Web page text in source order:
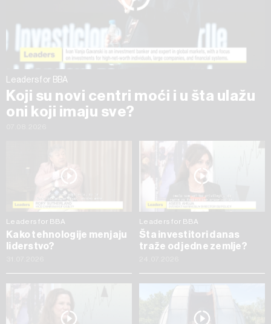
trenutku opozvati bez negativnih posledica.
Leaders for BBA
Koji su novi centri moći i u šta ulažu
oni koji imaju sve?
Leaders for BBA
Kako tehnologije menjaju
liderstvo?
Leaders for BBA
Šta investitori danas
traže od jedne zemlje?